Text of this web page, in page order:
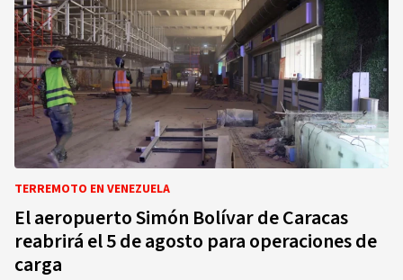
TERREMOTO EN VENEZUELA
El aeropuerto Simón Bolívar de Caracas
reabrirá el 5 de agosto para operaciones de
carga